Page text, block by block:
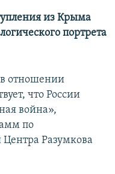
из Крыма
портрета
в отношении
что России
война»,
по
Разумкова